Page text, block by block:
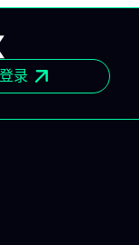
。 专为积极投资、
设计。 你将获得哪
，一目了然。你会明
作框架：关注区域、
是有备而来。 短中
时，我们有系统地
音。 IVLite的一天
报 开盘前设定今日
操作情景、失效
随。 22:05 市场回
登录